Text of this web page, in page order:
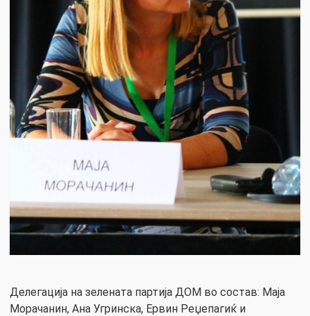
Делегација на зелената партија ДОМ во состав: Маја
Морачанин, Ана Угринска, Ервин Реџепагиќ и